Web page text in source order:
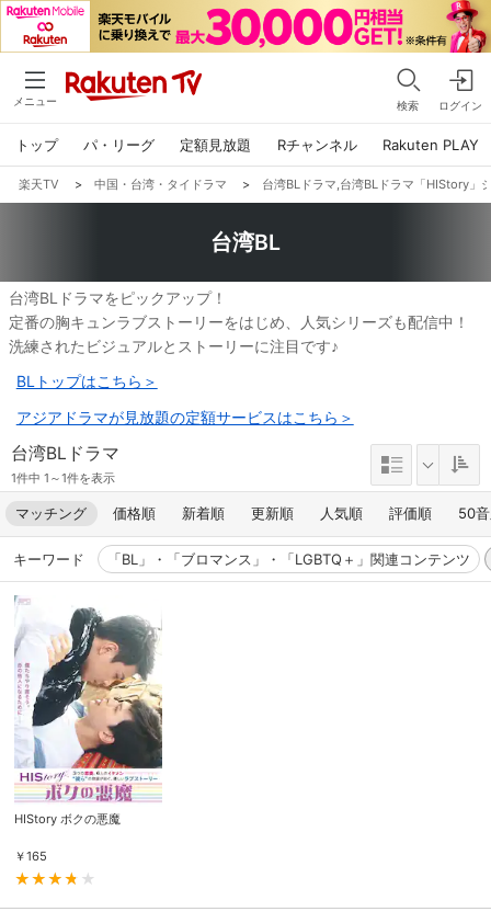
メニュー 検索 ログイン
トップ パ・リーグ 定額見放題 Rチャンネル Rakuten PLAY
楽天TV > 中国・台湾・タイドラマ > 台湾BLドラマ,台湾BLドラマ「HIStory」
台湾BL
台湾BLドラマをピックアップ！
定番の胸キュンラブストーリーをはじめ、人気シリーズも配信中！
洗練されたビジュアルとストーリーに注目です♪
BLトップはこちら＞
アジアドラマが見放題の定額サービスはこちら＞
台湾BLドラマ
1件中 1～1件を表示
マッチング 価格順 新着順 更新順 人気順 評価順 50
キーワード 「BL」・「ブロマンス」・「LGBTQ＋」関連コンテンツ
HIStory ボクの悪魔
￥165